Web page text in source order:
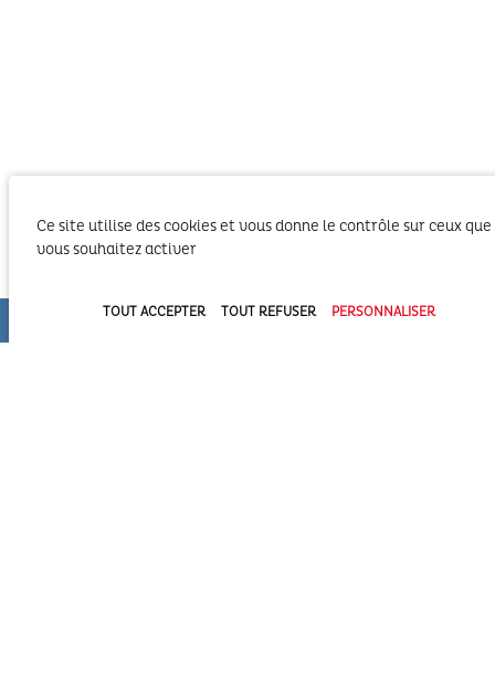
Ce site utilise des cookies et vous donne le contrôle sur ceux que
vous souhaitez activer
TOUT ACCEPTER TOUT REFUSER PERSONNALISER